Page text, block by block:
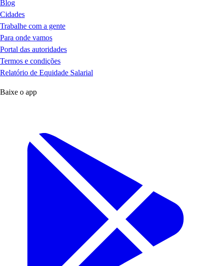
Blog
Cidades
Trabalhe com a gente
Para onde vamos
Portal das autoridades
Termos e condições
Relatório de Equidade Salarial
Baixe o app